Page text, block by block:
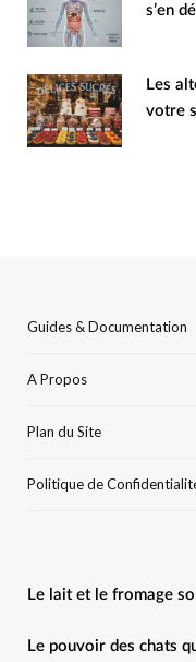
s’en
Les
votre
Guides & Documentation
A Propos
Plan du Site
Politique de
Le lait et le fromage
Le pouvoir des chats